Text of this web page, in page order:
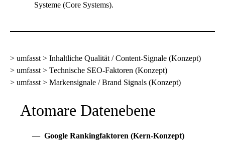
Systeme (Core Systems).
> umfasst > Inhaltliche Qualität / Content-Signale (Konzept)
> umfasst > Technische SEO-Faktoren (Konzept)
> umfasst > Markensignale / Brand Signals (Konzept)
Atomare Datenebene
Google Rankingfaktoren (Kern-Konzept)